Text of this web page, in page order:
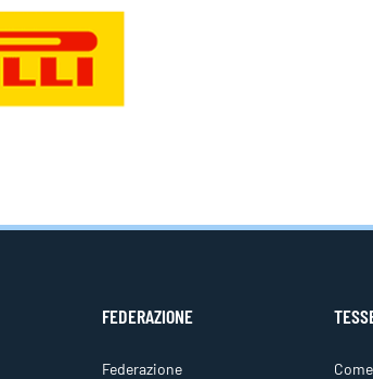
FEDERAZIONE
Federazione